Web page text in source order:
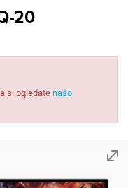
20
si ogledatenašo